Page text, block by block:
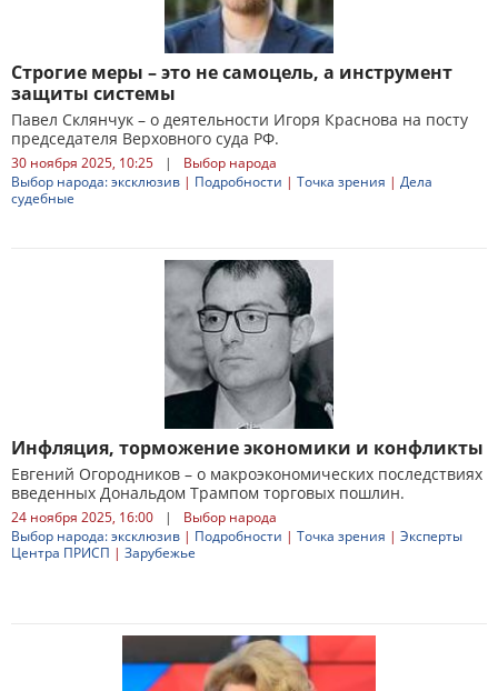
Строгие меры – это не самоцель, а инструмент
защиты системы
Павел Склянчук – о деятельности Игоря Краснова на посту
председателя Верховного суда РФ.
30 ноября 2025, 10:25 |
Выбор народа
Выбор народа: эксклюзив | Подробности | Точка зрения | Дела
судебные
Инфляция, торможение экономики и конфликты
Евгений Огородников – о макроэкономических последствиях
введенных Дональдом Трампом торговых пошлин.
24 ноября 2025, 16:00 |
Выбор народа
Выбор народа: эксклюзив | Подробности | Точка зрения | Эксперты
Центра ПРИСП | Зарубежье